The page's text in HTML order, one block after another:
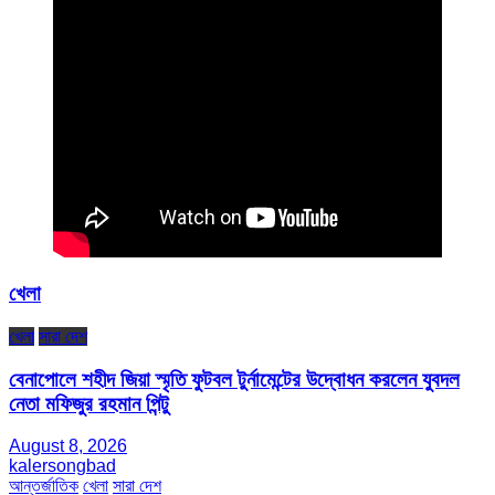
খেলা
খেলা সারা দেশ
বেনাপোলে শহীদ জিয়া স্মৃতি ফুটবল টুর্নামেন্টের উদ্বোধন করলেন যুবদল
নেতা মফিজুর রহমান পিন্টু
August 8, 2026
kalersongbad
আন্তর্জাতিক খেলা সারা দেশ